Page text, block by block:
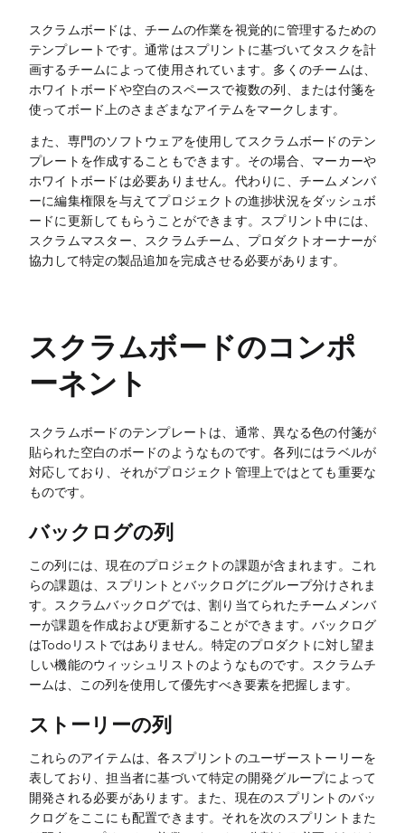
リサーチと分析
会議とワークショップ
プロダクト企画
AI
創造性&ダイアグラム
AIマインドマップ
AIフィッシュボーン・チャート
プランニング&プロセス
AIビジネスモデルキャンバス
AI SWOT分析
ストラテジー&分析
AIユーザーペルソナ
AI SMART目標
AI BCGマトリックス
スマートクリエーション
AIホワイトボード
AIプレゼンテーション
AI履歴書作成ツール
スクラムボードは、チームの作業を視覚的に管理するための
テンプレートです。通常はスプリントに基づいてタスクを計
画するチームによって使用されています。多くのチームは、
ホワイトボードや空白のスペースで複数の列、または付箋を
使ってボード上のさまざまなアイテムをマークします。
また、専門のソフトウェアを使用してスクラムボードのテン
プレートを作成することもできます。その場合、マーカーや
ホワイトボードは必要ありません。代わりに、チームメンバ
ーに編集権限を与えてプロジェクトの進捗状況をダッシュボ
ードに更新してもらうことができます。スプリント中には、
スクラムマスター、スクラムチーム、プロダクトオーナーが
協力して特定の製品追加を完成させる必要があります。
スクラムボードのコンポ
ーネント
スクラムボードのテンプレートは、通常、異なる色の付箋が
貼られた空白のボードのようなものです。各列にはラベルが
対応しており、それがプロジェクト管理上ではとても重要な
ものです。
バックログの列
この列には、現在のプロジェクトの課題が含まれます。これ
らの課題は、スプリントとバックログにグループ分けされま
す。スクラムバックログでは、割り当てられたチームメンバ
ーが課題を作成および更新することができます。バックログ
はTodoリストではありません。特定のプロダクトに対し望ま
しい機能のウィッシュリストのようなものです。スクラムチ
ームは、この列を使用して優先すべき要素を把握します。
ストーリーの列
これらのアイテムは、各スプリントのユーザーストーリーを
表しており、担当者に基づいて特定の開発グループによって
開発される必要があります。また、現在のスプリントのバッ
クログをここにも配置できます。それを次のスプリントまた